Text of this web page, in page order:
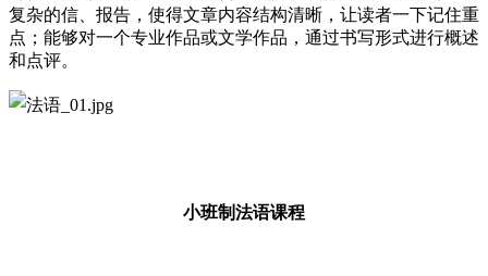
复杂的信、报告，使得文章内容结构清晰，让读者一下记住重
点；能够对一个专业作品或文学作品，通过书写形式进行概述
和点评。
小班制法语课程